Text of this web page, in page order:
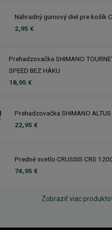
Náhradný gumový diel pre košík
2,95 €
Prehadzovačka SHIMANO
SPEED BEZ HÁKU
18,95 €
Prehadzovačka SHIMANO
22,95 €
Predné svetlo CRUSSIS CRS
74,95 €
Zobraziť viac